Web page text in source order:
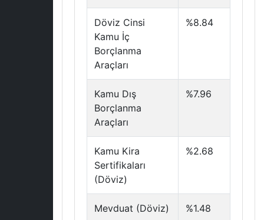
Döviz Cinsi
Kamu İç
Borçlanma
Araçları
%8.84
Kamu Dış
Borçlanma
Araçları
%7.96
Kamu Kira
Sertifikaları
(Döviz)
%2.68
Mevduat (Döviz) %1.48